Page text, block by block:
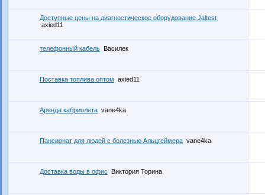
Доступные цены на диагностическое оборудование Jaltest
axied11
телефонный кабель Василек
Поставка топлива оптом axied11
Аренда кабриолета vane4ka
Пансионат для людей с болезнью Альцгеймера vane4ka
Доставка воды в офис Виктория Торина